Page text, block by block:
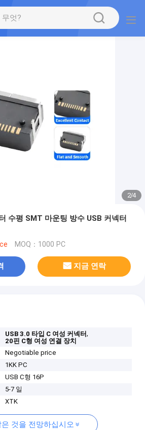
2/4
수평 SMT 마운팅 방수 USB 커넥터
MOQ：1000 PC
지금 연락
USB 3.0 타입 C 여성 커넥터,
20핀 C형 여성 연결 장치
Negotiable price
1KK PC
USB C형 16P
5-7 일
XTK
은 것을 전망하십시오